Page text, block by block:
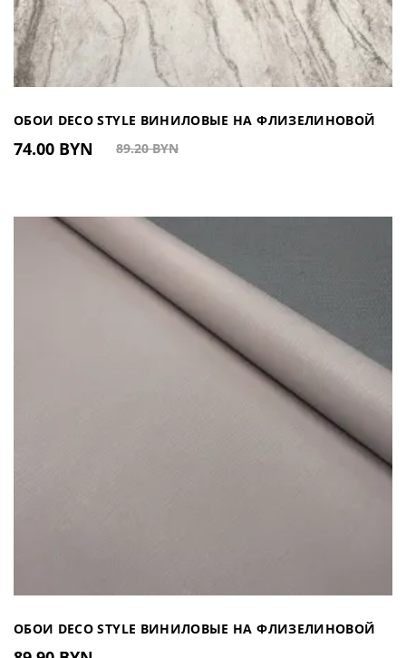
ОБОИ DECO STYLE ВИНИЛОВЫЕ НА ФЛИЗЕЛИНОВОЙ
ОСНОВЕ 660212 (КИТАЙ)
74.00 BYN 89.20 BYN
ОБОИ DECO STYLE ВИНИЛОВЫЕ НА ФЛИЗЕЛИНОВОЙ